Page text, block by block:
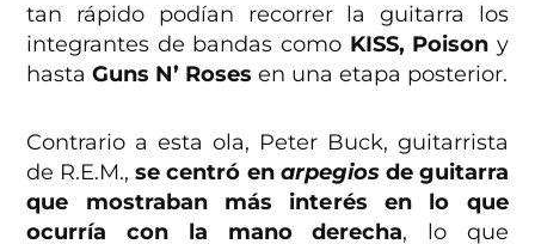
tan rápido podían recorrer la guitarra los
integrantes de bandas como KISS, Poison y
hastaGuns N’ Roses en una etapa posterior.
Contrario a esta ola, Peter Buck, guitarrista
de R.E.M.,se centró en arpegiosde guitarra
que mostraban más interés en lo que
ocurría con la mano derecha, lo que